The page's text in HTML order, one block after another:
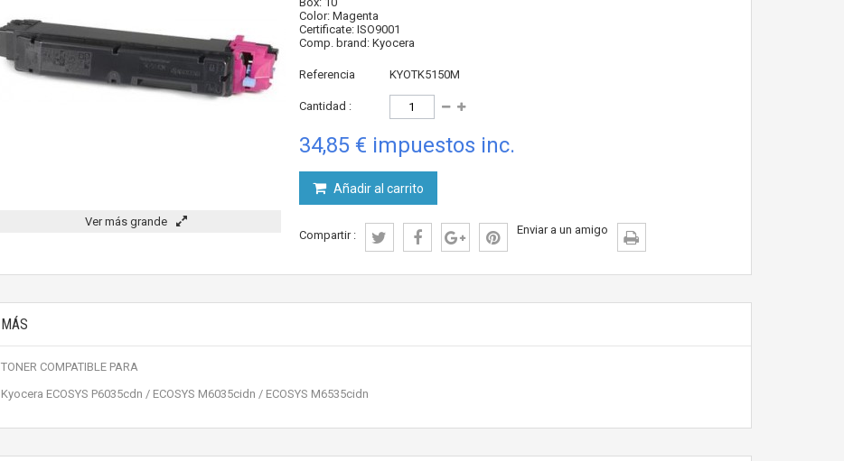
Ver más grande
Color: Magenta
Certificate: ISO9001
Comp. brand: Kyocera
Referencia KYOTK5150M
Cantidad :
34,85 € impuestos inc.
Añadir al carrito
Compartir : Enviar a un amigo
MÁS
TONER COMPATIBLE PARA
Kyocera ECOSYS P6035cdn / ECOSYS M6035cidn / ECOSYS M6535cidn